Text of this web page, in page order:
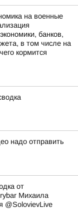
на военные
банков,
в том числе на
кормится
надо отправить
от
Михаила
@SolovievLive